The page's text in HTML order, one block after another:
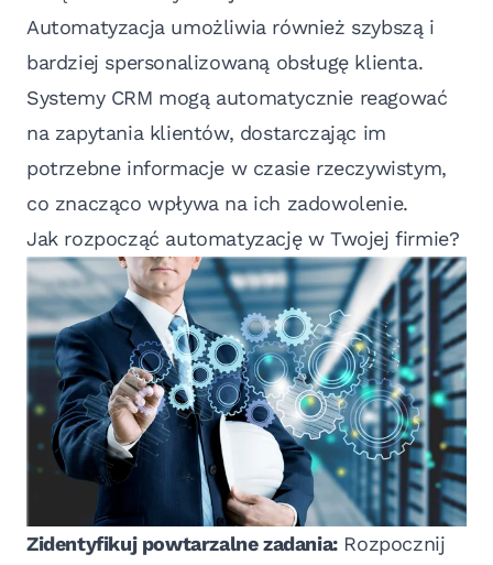
Automatyzacja umożliwia również szybszą i
bardziej spersonalizowaną obsługę klienta.
Systemy CRM mogą automatycznie reagować
na zapytania klientów, dostarczając im
potrzebne informacje w czasie rzeczywistym,
co znacząco wpływa na ich zadowolenie.
Jak rozpocząć automatyzację w Twojej firmie?
Zidentyfikuj powtarzalne zadania:Rozpocznij